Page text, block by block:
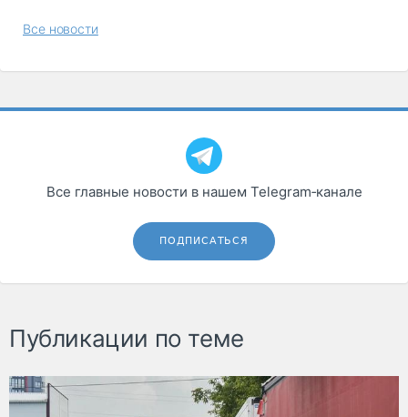
Все новости
Все главные новости в нашем Telegram‑канале
ПОДПИСАТЬСЯ
Публикации по теме